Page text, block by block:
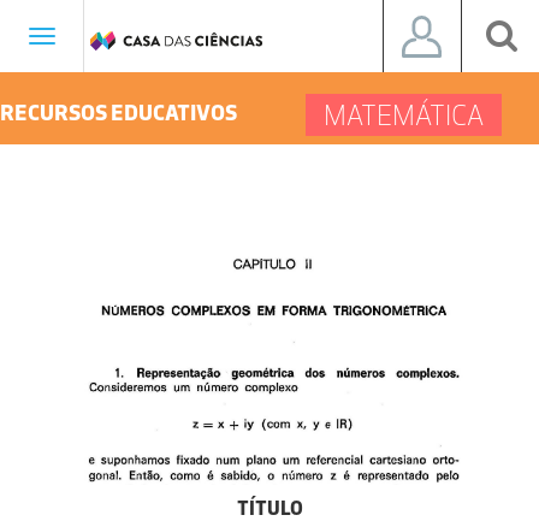
Toggle
RECURSOS EDUCATIVOS MATEMÁTICA
TÍTULO